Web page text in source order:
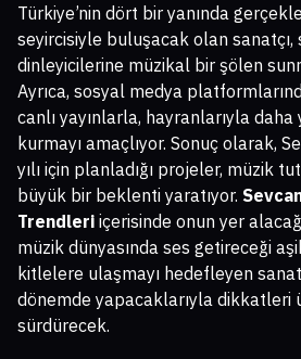
Türkiye’nin dört bir yanında
seyircisiyle buluşacak olan
dinleyicilerine müzikal bir şölen
Ayrıca, sosyal medya
canlı yayınlarla, hayranlarıyla daha
kurmayı amaçlıyor. Sonuç olarak,
yılı için planladığı projeler, müzik
büyük bir beklenti yaratıyor.
Trendleri içerisinde onun yer
müzik dünyasında ses getireceği
kitlelere ulaşmayı hedefleyen
dönemde yapacaklarıyla dikkatleri
sürdürecek.